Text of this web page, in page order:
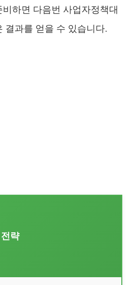
하면 다음번 사업자정책대
결과를 얻을 수 있습니다.
략